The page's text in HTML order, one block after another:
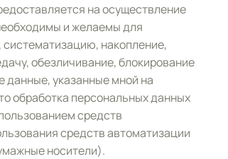
на осуществление
и желаемы для
накопление,
обезличивание, блокирование
данные, указанные мной на
обработка персональных данных
средств
средств автоматизации
носители).